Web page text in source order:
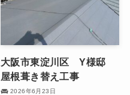
大阪市東淀川区 Y様邸
屋根葺き替え工事
2026年6月23日